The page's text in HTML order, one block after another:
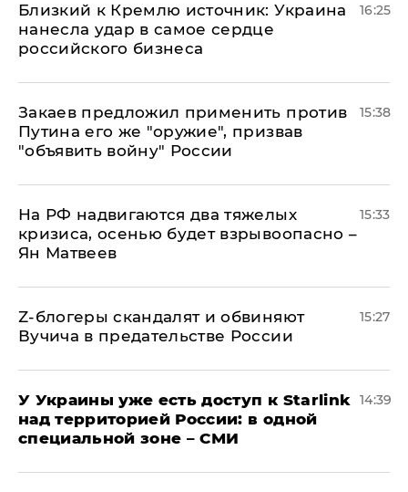
Близкий к Кремлю источник: Украина
нанесла удар в самое сердце
российского бизнеса
16:25
Закаев предложил применить против
Путина его же "оружие", призвав
"объявить войну" России
15:38
На РФ надвигаются два тяжелых
кризиса, осенью будет взрывоопасно –
Ян Матвеев
15:33
Z-блогеры скандалят и обвиняют
Вучича в предательстве России
15:27
У Украины уже есть доступ к Starlink
над территорией России: в одной
специальной зоне – СМИ
14:39